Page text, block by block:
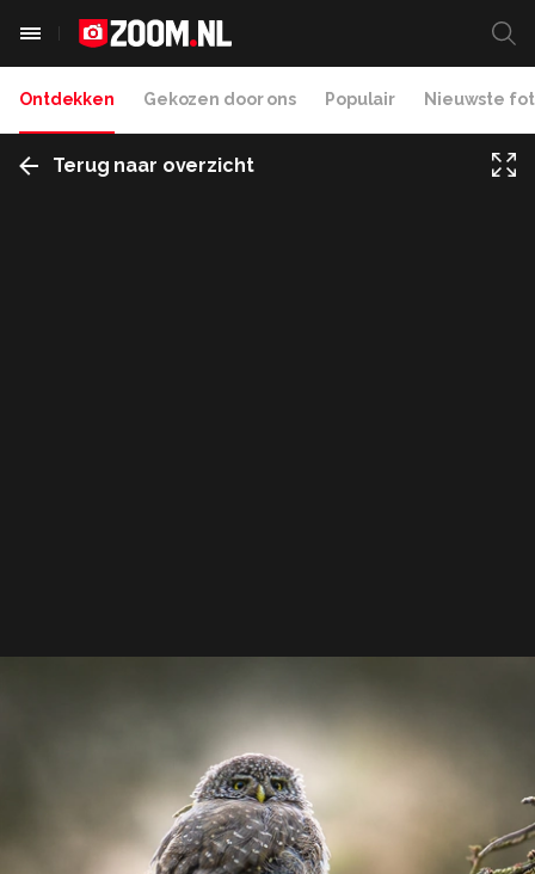
Ontdekken Gekozen door ons Populair Nieuwste
Terug naar overzicht